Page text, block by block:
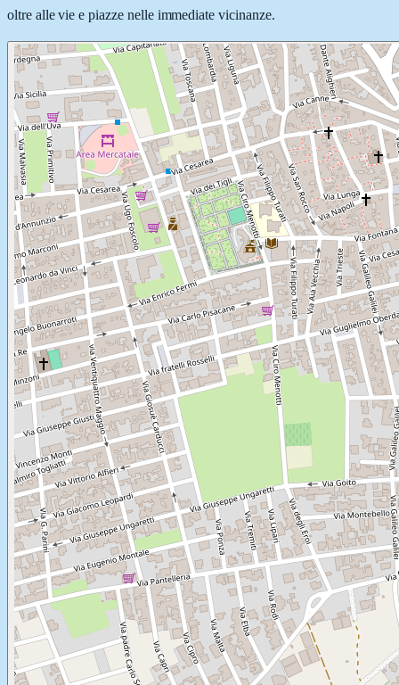
oltre alle vie e piazze nelle immediate vicinanze.